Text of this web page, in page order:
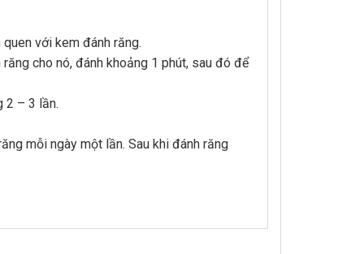
với kem đánh răng.
cho nó, đánh khoảng 1 phút, sau đó để
2 – 3 lần.
mỗi ngày một lần. Sau khi đánh răng